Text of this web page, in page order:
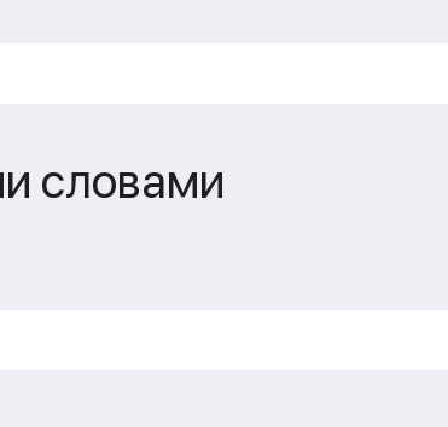
словами